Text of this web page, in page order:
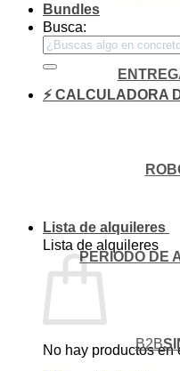
Bundles
Busca:
⚡ CALCULADORA
Lista de alquileres
Lista de alquileres
No hay productos en
PERIODO DE
B2B